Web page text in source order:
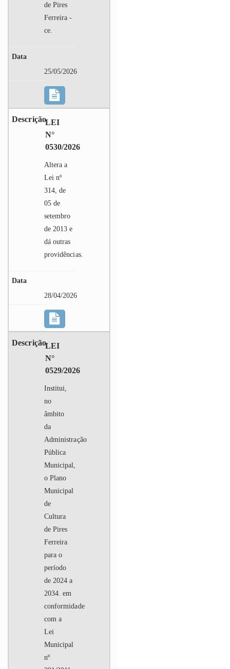
de Pires
Ferreira -
ce.
25/05/2026
LEI
N°
0530/2026
Altera a
Lei nº
314, de
05 de
setembro
de 2013 e
dá outras
providências.
28/04/2026
LEI
N°
0529/2026
Institui,
no
âmbito
da
Administração
Pública
Municipal,
o Plano
Municipal
de
Cultura
de Pires
Ferreira
para o
período
de 2024 a
2034. em
conformidade
com a
Lei
Municipal
nº